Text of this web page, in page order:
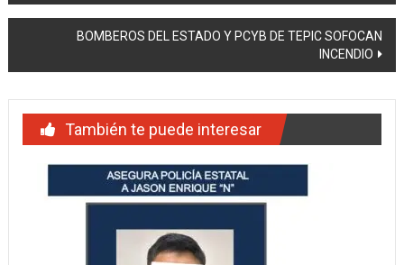
de
entradasBOMBEROS DEL ESTADO Y PCYB DE TEPIC SOFOCAN
INCENDIO
También te puede interesar